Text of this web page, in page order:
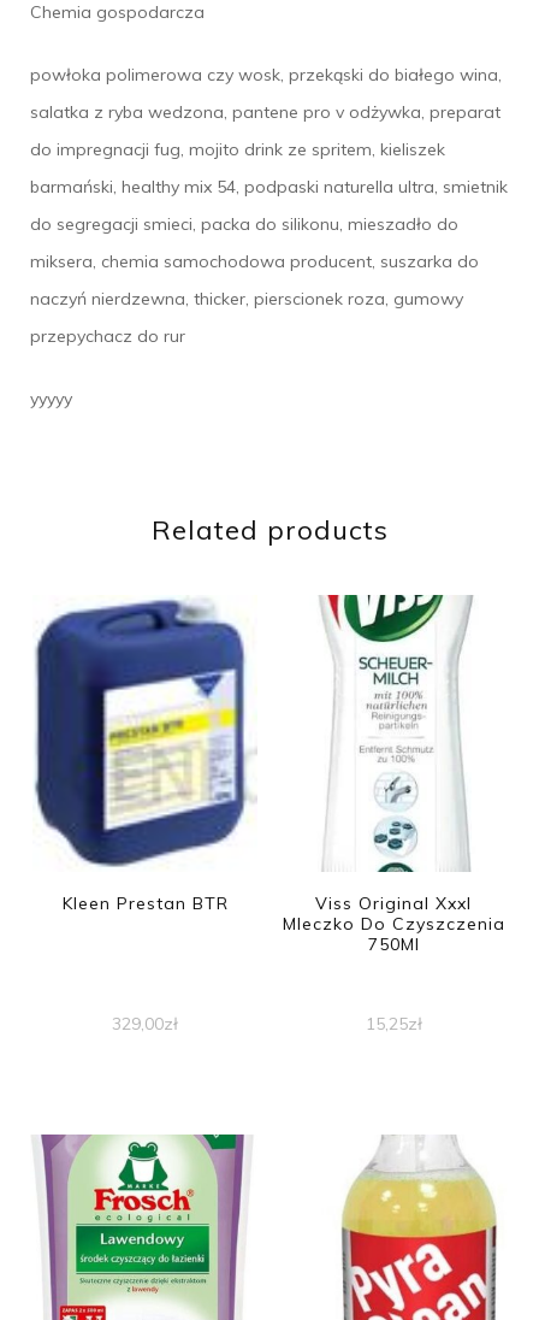
Chemia gospodarcza
powłoka polimerowa czy wosk, przekąski do białego wina,
salatka z ryba wedzona, pantene pro v odżywka, preparat
do impregnacji fug, mojito drink ze spritem, kieliszek
barmański, healthy mix 54, podpaski naturella ultra, smietnik
do segregacji smieci, packa do silikonu, mieszadło do
miksera, chemia samochodowa producent, suszarka do
naczyń nierdzewna, thicker, pierscionek roza, gumowy
przepychacz do rur
yyyyy
Related products
Kleen Prestan BTR
329,00zł
Viss Original Xxxl
Mleczko Do Czyszczenia
750Ml
15,25zł